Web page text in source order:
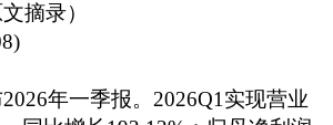
摘录）
年一季报。2026Q1实现营业